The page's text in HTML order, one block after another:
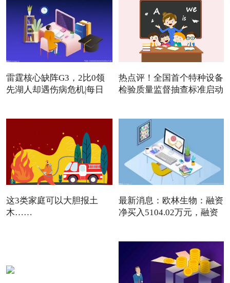
雷霆核心缺阵G3，2比0领
先湖人却遇伤病危机|每日
热点评！全国首个特种设备
检验质量监督抽查标准启动
这3类家庭可以大胆报土
木……
最新消息：欧林生物：融资
净买入5104.02万元，融资